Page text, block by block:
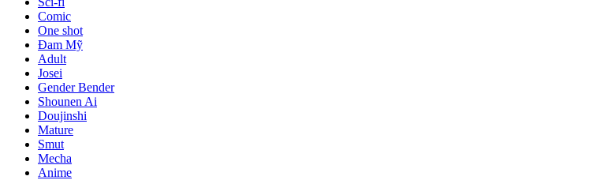
Comic
One shot
Đam Mỹ
Adult
Josei
Gender Bender
Shounen Ai
Doujinshi
Mature
Smut
Mecha
Anime